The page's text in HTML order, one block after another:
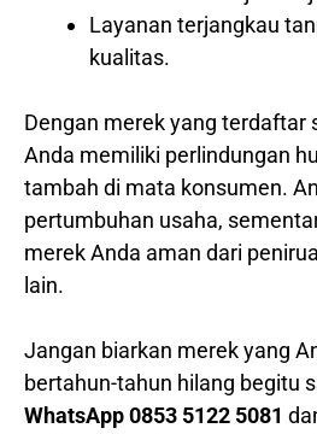
Layanan terjangkau
kualitas.
Dengan merek yang terdaftar
Anda memiliki perlindungan
tambah di mata konsumen.
pertumbuhan usaha,
merek Anda aman dari
lain.
Jangan biarkan merek yang
bertahun-tahun hilang begitu
WhatsApp 0853 5122 5081